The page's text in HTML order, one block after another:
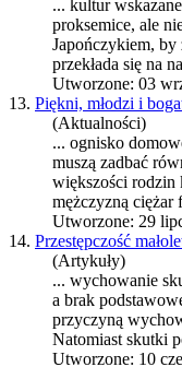
... kultur
proksemice, ale
Japończykiem, by
przekłada się na
Utworzone: 03
13. Piękni, młodzi i
(Aktualności)
... ognisko
muszą zadbać
większości rodzin
mężczyzną ciężar
Utworzone: 29
14. Przestępczość
(Artykuły)
... wychowanie
a brak
przyczyną
Natomiast skutki
Utworzone: 10